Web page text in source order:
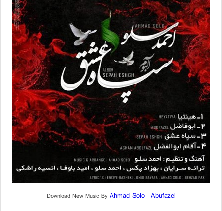
Download New Music ByAhmad Solo | Abufazel